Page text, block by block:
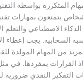
المتكررة بواسطة
يتمتعون بمهارات
الاصطناعي والتعلم
السحابية. يجب إعطاء
من المهام المولدة
القرارات بمفردها. في